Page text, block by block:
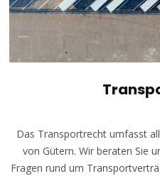
Das Transportrecht umfasst
von Gütern. Wir beraten Sie
Fragen rund um